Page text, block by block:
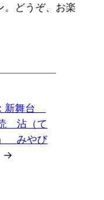
。どうぞ、お楽
新舞台
読 沾（て
みやび
→